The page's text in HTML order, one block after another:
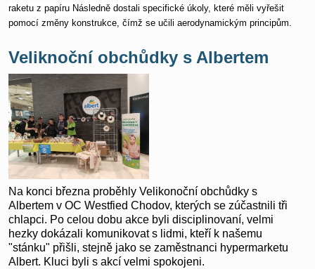
raketu z papíru Následně dostali specifické úkoly, které měli vyřešit
pomocí změny konstrukce, čímž se učili aerodynamickým principům.
Veliknoční obchůdky s Albertem
Na konci března proběhly Velikonoční obchůdky s
Albertem v OC Westfied Chodov, kterých se zúčastnili tři
chlapci. Po celou dobu akce byli disciplinovaní, velmi
hezky dokázali komunikovat s lidmi, kteří k našemu
"stánku" přišli, stejně jako se zaměstnanci hypermarketu
Albert. Kluci byli s akcí velmi spokojeni.